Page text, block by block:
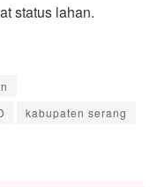
status lahan.
kabupaten serang